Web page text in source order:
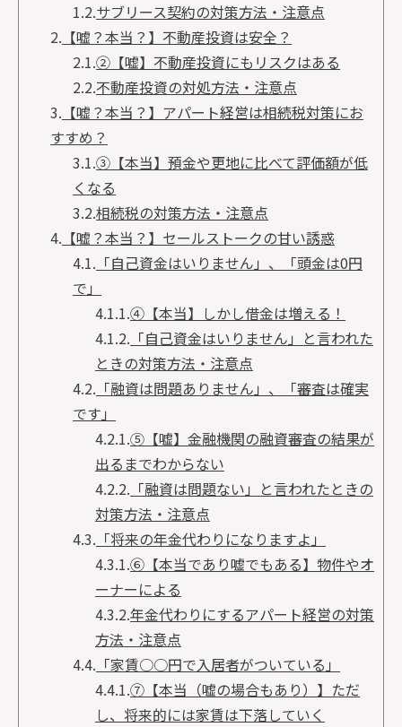
1.2.サブリース契約の対策方法・注意点
2. 【嘘？本当？】不動産投資は安全？
2.1.②【嘘】不動産投資にもリスクはある
2.2.不動産投資の対処方法・注意点
3. 【嘘？本当？】アパート経営は相続税対策にお
すすめ？
3.1.③【本当】預金や更地に比べて評価額が低
くなる
3.2.相続税の対策方法・注意点
4. 【嘘？本当？】セールストークの甘い誘惑
4.1. 「自己資金はいりません」、「頭金は0円
で」
4.1.1.④【本当】しかし借金は増える！
4.1.2. 「自己資金はいりません」と言われた
ときの対策方法・注意点
4.2. 「融資は問題ありません」、「審査は確実
です」
4.2.1.⑤【嘘】金融機関の融資審査の結果が
出るまでわからない
4.2.2. 「融資は問題ない」と言われたときの
対策方法・注意点
4.3. 「将来の年金代わりになりますよ」
4.3.1.⑥【本当であり嘘でもある】物件やオ
ーナーによる
4.3.2.年金代わりにするアパート経営の対策
方法・注意点
4.4. 「家賃○○円で入居者がついている」
4.4.1.⑦【本当（嘘の場合もあり）】ただ
し、将来的には家賃は下落していく